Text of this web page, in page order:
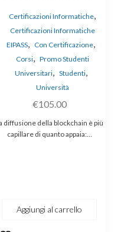
Certificazioni Informatiche,
Certificazioni Informatiche
EIPASS, Con Certificazione,
Corsi, Promo Studenti
Universitari, Studenti,
Università
€105.00
diffusione della blockchain è più
capillare di quanto appaia:…
Aggiungi al carrello